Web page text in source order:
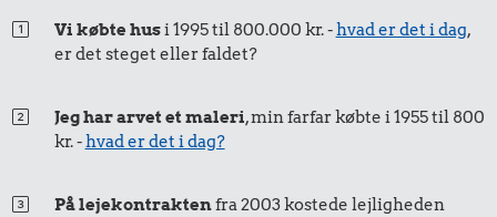
240 kr.
i 2005 i 2025
Vi købte husi 1995 til 800.000 kr. -hvad er det i dag,
er det steget eller faldet?
Jeg har arvet et maleri, min farfar købte i 1955 til 800
kr. -hvad er det i dag?
På lejekontraktenfra 2003 kostede lejligheden